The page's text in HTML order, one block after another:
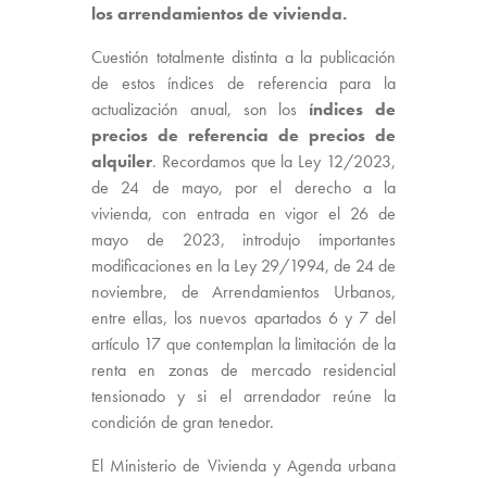
los arrendamientos de vivienda.
Cuestión totalmente distinta a la publicación
de estos índices de referencia para la
actualización anual, son los índices de
precios de referencia de precios de
alquiler. Recordamos que la Ley 12/2023,
de 24 de mayo, por el derecho a la
vivienda, con entrada en vigor el 26 de
mayo de 2023, introdujo importantes
modificaciones en la Ley 29/1994, de 24 de
noviembre, de Arrendamientos Urbanos,
entre ellas, los nuevos apartados 6 y 7 del
artículo 17 que contemplan la limitación de la
renta en zonas de mercado residencial
tensionado y si el arrendador reúne la
condición de gran tenedor.
El Ministerio de Vivienda y Agenda urbana